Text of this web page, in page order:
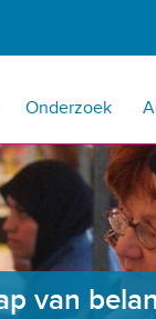
Onderzoek
van